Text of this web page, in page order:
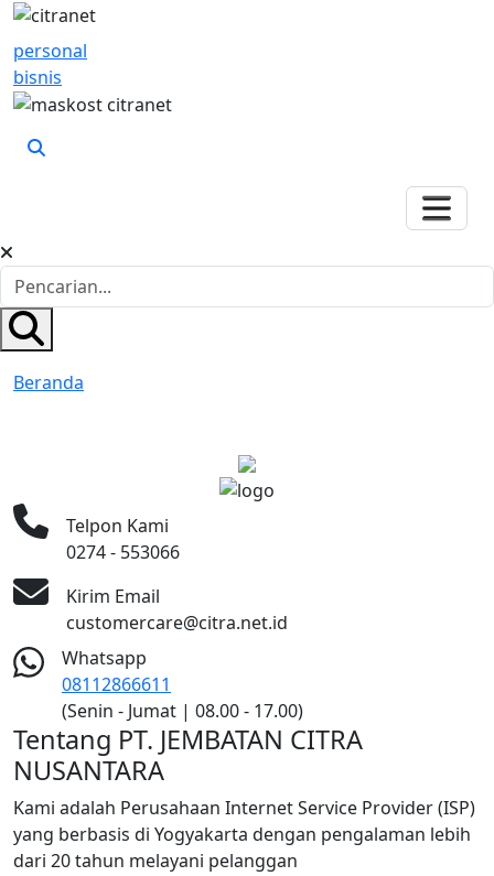
personal
bisnis
Beranda
Telpon Kami
0274 - 553066
Kirim Email
customercare@citra.net.id
Whatsapp
08112866611
(Senin - Jumat | 08.00 - 17.00)
Tentang PT. JEMBATAN CITRA
NUSANTARA
Kami adalah Perusahaan Internet Service Provider (ISP)
yang berbasis di Yogyakarta dengan pengalaman lebih
dari 20 tahun melayani pelanggan